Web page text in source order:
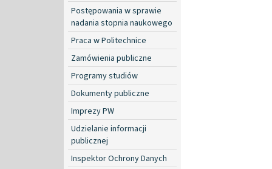
Postępowania w sprawie
nadania stopnia naukowego
Praca w Politechnice
Zamówienia publiczne
Programy studiów
Dokumenty publiczne
Imprezy PW
Udzielanie informacji
publicznej
Inspektor Ochrony Danych